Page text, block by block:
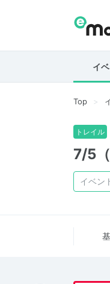
イ
Top
トレイル
7/5
イベン